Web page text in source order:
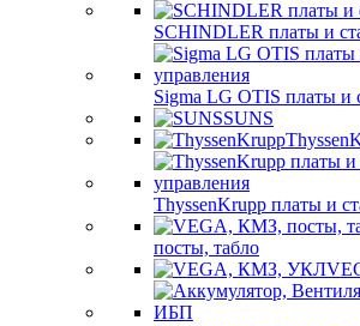
SCHINDLER платы и
Sigma LG OTIS платы и
SUNS
ThyssenKrupp платы и
посты, табло